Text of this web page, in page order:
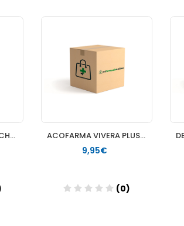
DERCOS TECHNIQUE CHAMPU ULTRA CALMANTE CABELLO SECO O COLORE ACOFARMA VIVERA PLUS CHAMPÚ REPARADOR DETOX
9,95€
(0)